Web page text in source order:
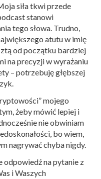
siła tkwi przede
stanowi
tego słowa. Trudno,
atutu w imię
od początku bardziej
na precyzji w wyrażaniu
– potrzebuję głębszej
mojego
żeby mówić lepiej i
nie obwiniam
bo wiem,
nagrywać chyba nigdy.
odpowiedź na pytanie z
i Waszych